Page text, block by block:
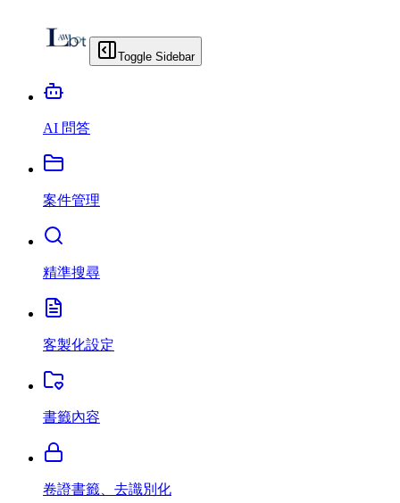
Toggle Sidebar
AI 問答
案件管理
精準搜尋
客製化設定
書籤內容
卷證書籤、去識別化